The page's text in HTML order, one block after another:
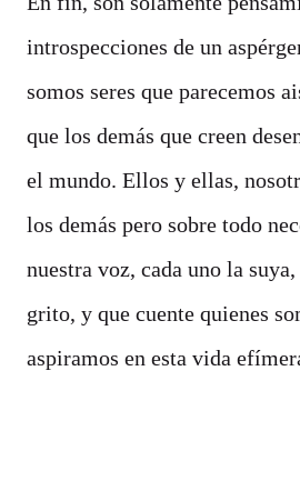
introspecciones de un
somos seres que parecemos
que los demás que creen
el mundo. Ellos y ellas,
los demás pero sobre todo
nuestra voz, cada uno la
grito, y que cuente quienes
aspiramos en esta vida